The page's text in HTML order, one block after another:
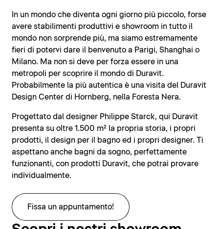
In un mondo che diventa ogni giorno più piccolo, forse
avere stabilimenti produttivi e showroom in tutto il
mondo non sorprende più, ma siamo estremamente
fieri di potervi dare il benvenuto a Parigi, Shanghai o
Milano. Ma non si deve per forza essere in una
metropoli per scoprire il mondo di Duravit.
Probabilmente la più autentica è una visita del Duravit
Design Center di Hornberg, nella Foresta Nera.
Progettato dal designer Philippe Starck, qui Duravit
presenta su oltre 1.500 m² la propria storia, i propri
prodotti, il design per il bagno ed i propri designer. Ti
aspettano anche bagni da sogno, perfettamente
funzionanti, con prodotti Duravit, che potrai provare
individualmente.
Fissa un appuntamento!